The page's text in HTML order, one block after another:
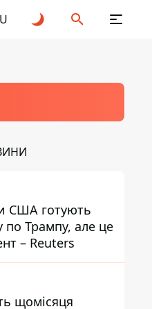
США готують
по Трампу, але це
– Reuters
щомісяця